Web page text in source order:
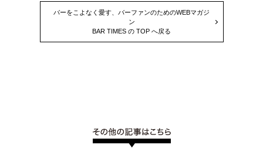
バーをこよなく愛す、バーファンのためのWEBマガジ
ン
BAR TIMES の TOP へ戻る